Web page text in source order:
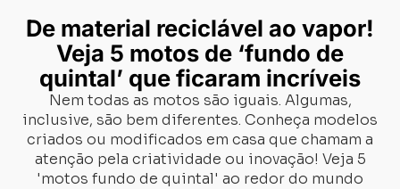
De material reciclável ao vapor!
Veja 5 motos de ‘fundo de
quintal’ que ficaram incríveis
Nem todas as motos são iguais. Algumas,
inclusive, são bem diferentes. Conheça modelos
criados ou modificados em casa que chamam a
atenção pela criatividade ou inovação! Veja 5
'motos fundo de quintal' ao redor do mundo